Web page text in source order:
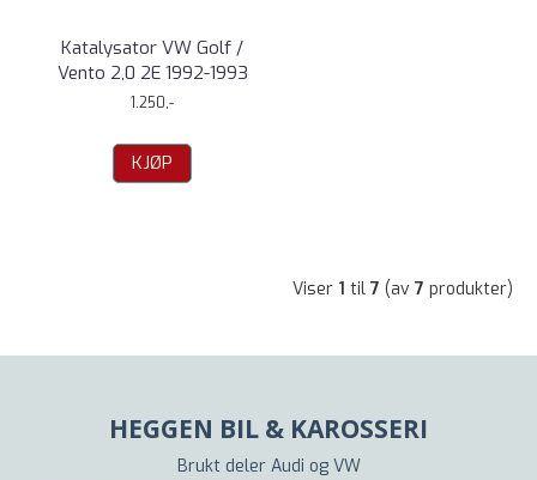
Katalysator VW Golf /
Vento 2,0 2E 1992-1993
1.250,-
KJØP
Viser 1 til 7 (av 7 produkter)
HEGGEN BIL & KAROSSERI
Brukt deler Audi og VW